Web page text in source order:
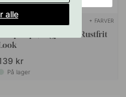
+ FARVER
Knop Arpa/Bagplade - Rustfrit
kr
På lager
alle